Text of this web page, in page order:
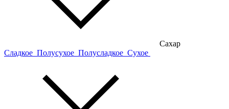
Сахар
Сладкое Полусухое Полусладкое Сухое